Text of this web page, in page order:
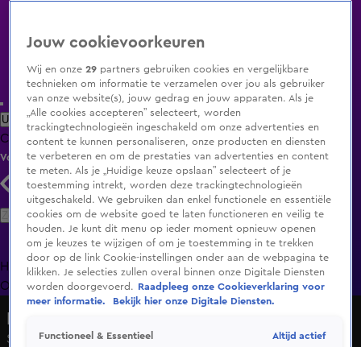
Uitzending Gemist Populaire programma's Zenders Genres
ClipsFilmsRadioSmart TV inlogShop
Volg KIJK
Zoeken
HomeUitzending Gemist Programma's De Bondgenoten
OranjezomerLivestreamsShop
Seizoen 2, aflevering 3
Jouw cookievoorkeuren
Wij en onze29 partners gebruiken cookies en vergelijkbare
technieken om informatie te verzamelen over jou als gebruiker
van onze website(s), jouw gedrag en jouw apparaten. Als je
„Alle cookies accepteren” selecteert, worden
trackingtechnologieën ingeschakeld om onze advertenties en
content te kunnen personaliseren, onze producten en diensten
te verbeteren en om de prestaties van advertenties en content
te meten. Als je „Huidige keuze opslaan” selecteert of je
toestemming intrekt, worden deze trackingtechnologieën
uitgeschakeld. We gebruiken dan enkel functionele en essentiële
cookies om de website goed te laten functioneren en veilig te
houden. Je kunt dit menu op ieder moment opnieuw openen
om je keuzes te wijzigen of om je toestemming in te trekken
door op de link Cookie-instellingen onder aan de webpagina te
klikken. Je selecties zullen overal binnen onze Digitale Diensten
worden doorgevoerd.
Raadpleeg onze Cookieverklaring voor
meer informatie.
Bekijk hier onze Digitale Diensten.
Functioneel & Essentieel Altijd actief